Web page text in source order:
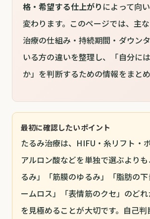
格・希望する仕上がり によって向
変わります。このページでは、主
治療の仕組み・持続期間・ダウン
いる方の違いを整理し、「自分に
か」を判断するための情報をまとめ
最初に確認したいポイント
たるみ治療は、HIFU・糸リフト・
アルロン酸などを単独で選ぶより
るみ」「筋膜のゆるみ」「脂肪の
ームロス」「表情筋のクセ」のど
を見極めることが大切です。自己